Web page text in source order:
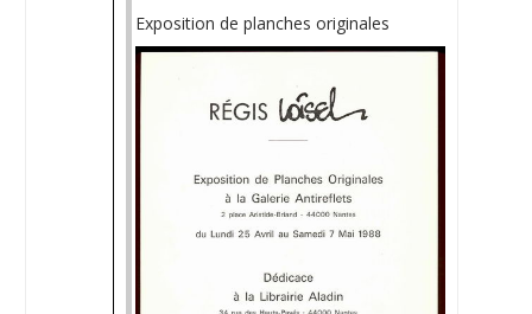
Exposition de planches originales